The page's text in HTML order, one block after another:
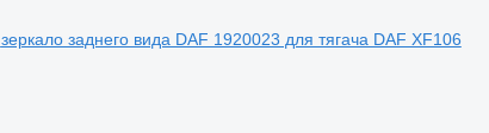
зеркало заднего вида DAF 1920023 для тягача DAF XF106